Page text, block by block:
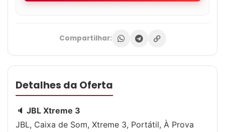
Compartilhar:
Detalhes da Oferta
🔈 JBL Xtreme 3
JBL, Caixa de Som, Xtreme 3, Portátil, À Prova